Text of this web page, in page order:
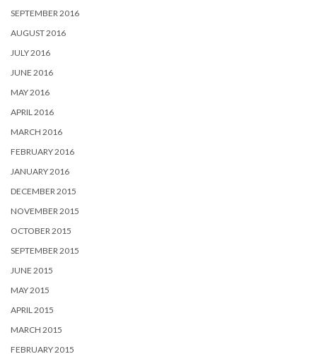
SEPTEMBER 2016
AUGUST 2016
JULY 2016
JUNE 2016
MAY 2016
APRIL 2016
MARCH 2016
FEBRUARY 2016
JANUARY 2016
DECEMBER 2015
NOVEMBER 2015
OCTOBER 2015
SEPTEMBER 2015
JUNE 2015
MAY 2015
APRIL 2015
MARCH 2015
FEBRUARY 2015